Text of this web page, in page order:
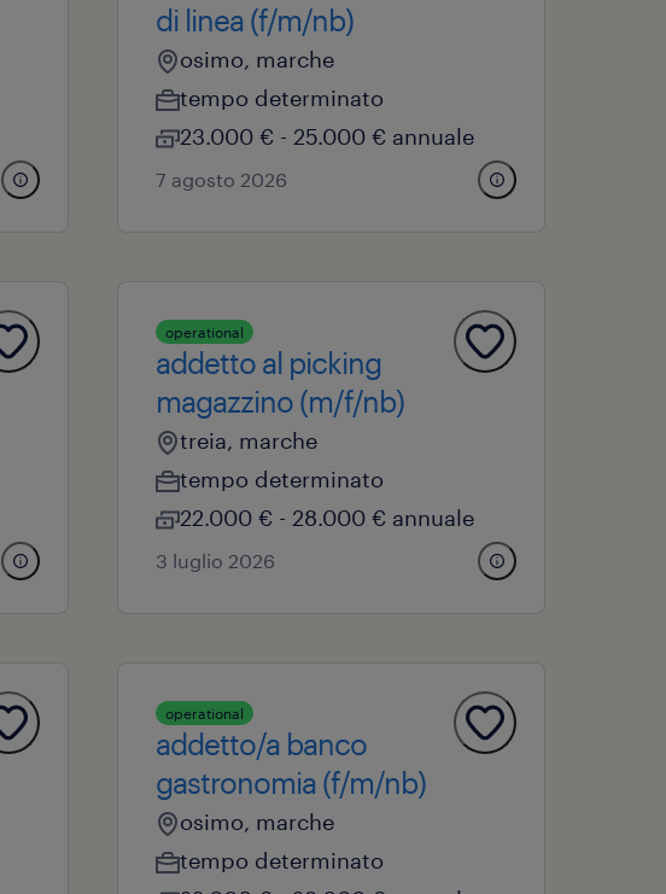
di linea (f/m/nb)
osimo, marche
tempo determinato
23.000 € - 25.000 € annuale
7 agosto 2026
operational
addetto al picking
magazzino (m/f/nb)
treia, marche
tempo determinato
22.000 € - 28.000 € annuale
3 luglio 2026
operational
addetto/a banco
gastronomia (f/m/nb)
osimo, marche
tempo determinato